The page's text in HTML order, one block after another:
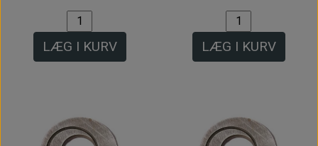
LÆG I KURV LÆG I KURV